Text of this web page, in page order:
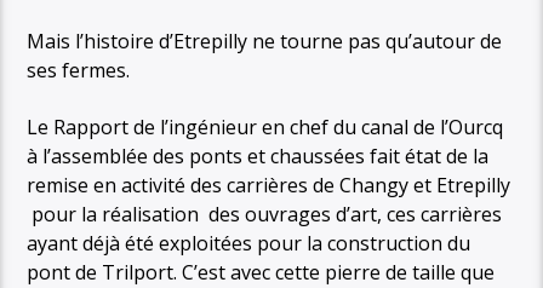
Mais l’histoire d’Etrepilly ne tourne pas qu’autour de
ses fermes.
Le Rapport de l’ingénieur en chef du canal de l’Ourcq
à l’assemblée des ponts et chaussées fait état de la
remise en activité des carrières de Changy et Etrepilly
pour la réalisation des ouvrages d’art, ces carrières
ayant déjà été exploitées pour la construction du
pont de Trilport. C’est avec cette pierre de taille que